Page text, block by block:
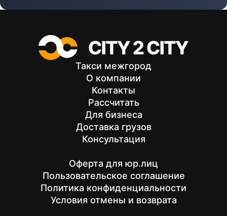
Такси межгород
О компании
Контакты
Рассчитать
Для бизнеса
Доставка грузов
Консультация
Оферта для юр.лиц
Пользовательское соглашение
Политика конфиденциальности
Условия отмены и возврата